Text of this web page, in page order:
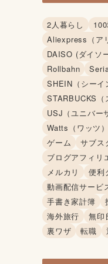
2人暮らし
Aliexpress（ア
DAISO (ダイソ
Rollbahn
SHEIN（シーイ
STARBUCKS（
USJ（ユニバー
Watts（ワッツ）
ゲーム
サブス
ブログアフィリ
メルカリ
便利
動画配信サービ
手書き家計簿
海外旅行
無印
裏ワザ
転職